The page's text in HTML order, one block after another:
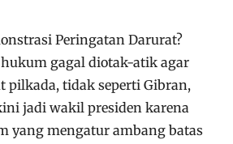
Peringatan Darurat?
gagal diotak-atik agar
pilkada, tidak seperti Gibran,
jadi wakil presiden karena
yang mengatur ambang batas